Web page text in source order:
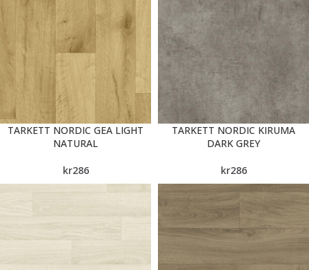
TARKETT NORDIC GEA LIGHT
NATURAL
kr286
TARKETT NORDIC KIRUMA
DARK GREY
kr286